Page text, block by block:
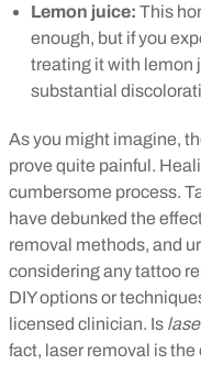
Lemon juice: This
enough, but if you
treating it with lemon
substantial
As you might imagine,
prove quite painful.
cumbersome process.
have debunked the
removal methods, and
considering any tattoo
DIY options or
licensed clinician. Is
fact, laser removal is